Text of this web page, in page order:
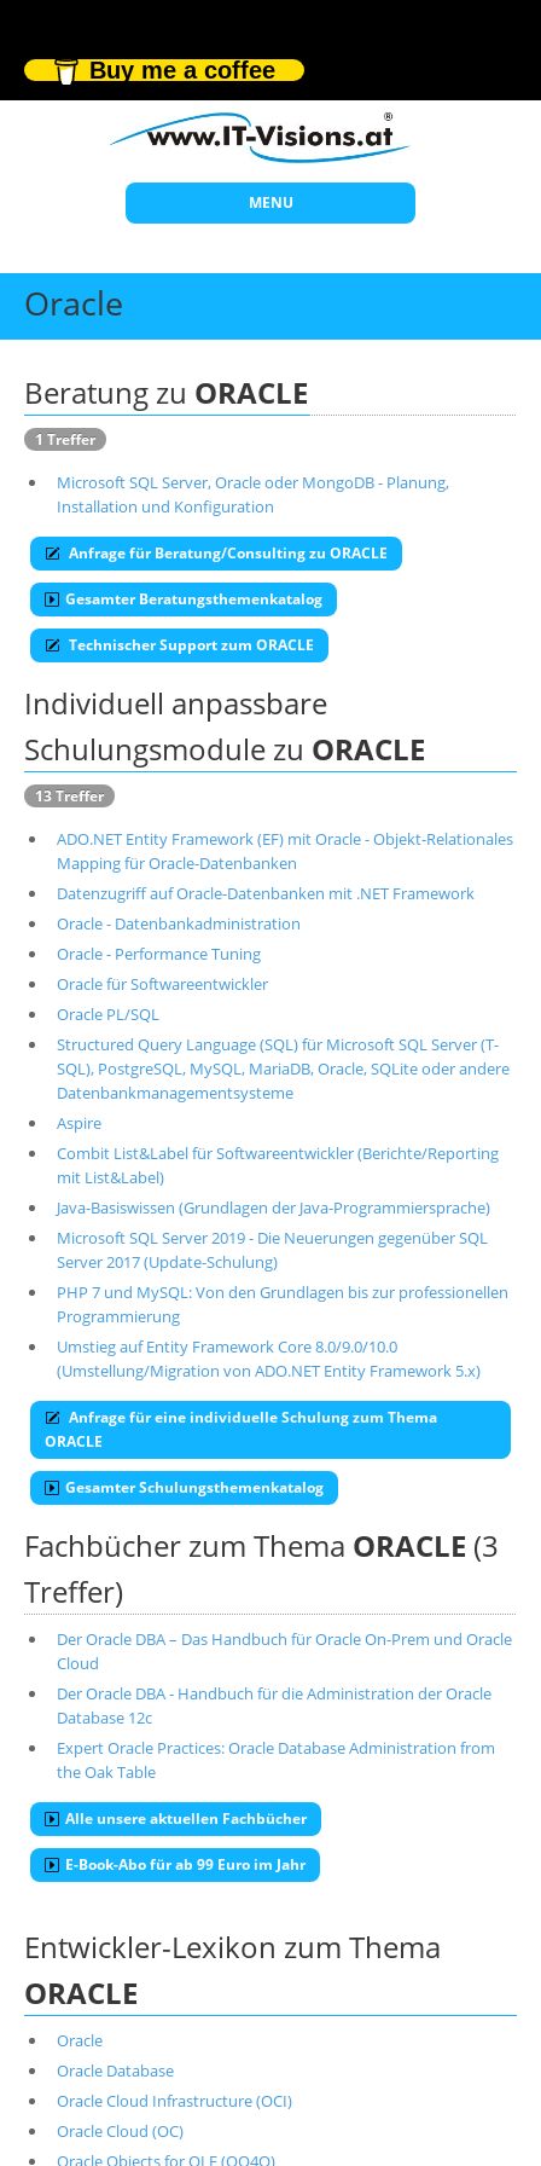
Buy me a coffee
MENU
Start
Individuelle Schulungen
Wissen
Über uns
Suche
Oracle
Beratung zu ORACLE
1 Treffer
Microsoft SQL Server, Oracle oder MongoDB - Planung,
Installation und Konfiguration
Anfrage für Beratung/Consulting zu ORACLE
Gesamter Beratungsthemenkatalog
Technischer Support zum ORACLE
Individuell anpassbare
Schulungsmodule zu ORACLE
13 Treffer
ADO.NET Entity Framework (EF) mit Oracle - Objekt-Relationales
Mapping für Oracle-Datenbanken
Datenzugriff auf Oracle-Datenbanken mit .NET Framework
Oracle - Datenbankadministration
Oracle - Performance Tuning
Oracle für Softwareentwickler
Oracle PL/SQL
Structured Query Language (SQL) für Microsoft SQL Server (T-
SQL), PostgreSQL, MySQL, MariaDB, Oracle, SQLite oder andere
Datenbankmanagementsysteme
Aspire
Combit List&Label für Softwareentwickler (Berichte/Reporting
mit List&Label)
Java-Basiswissen (Grundlagen der Java-Programmiersprache)
Microsoft SQL Server 2019 - Die Neuerungen gegenüber SQL
Server 2017 (Update-Schulung)
PHP 7 und MySQL: Von den Grundlagen bis zur professionellen
Programmierung
Umstieg auf Entity Framework Core 8.0/9.0/10.0
(Umstellung/Migration von ADO.NET Entity Framework 5.x)
Anfrage für eine individuelle Schulung zum Thema
ORACLE
Gesamter Schulungsthemenkatalog
Fachbücher zum Thema ORACLE (3
Treffer)
Der Oracle DBA – Das Handbuch für Oracle On-Prem und Oracle
Cloud
Der Oracle DBA - Handbuch für die Administration der Oracle
Database 12c
Expert Oracle Practices: Oracle Database Administration from
the Oak Table
Alle unsere aktuellen Fachbücher
E-Book-Abo für ab 99 Euro im Jahr
Entwickler-Lexikon zum Thema
ORACLE
Oracle
Oracle Database
Oracle Cloud Infrastructure (OCI)
Oracle Cloud (OC)
Oracle Objects for OLE (OO4O)